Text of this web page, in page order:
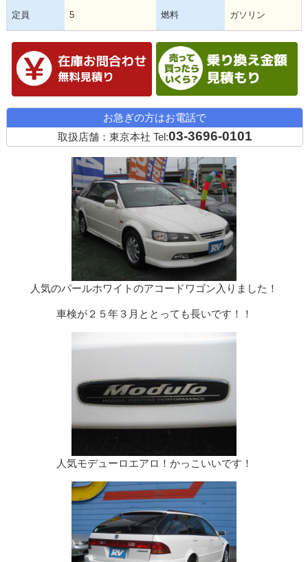
定員 5 燃料 ガソリン
在庫確認・見積依頼
お急ぎの方はお電話で
取扱店舗：東京本社 Tel:03-3696-0101
人気のパールホワイトのアコードワゴン入りました！
車検が２５年３月ととっても長いです！！
人気モデューロエアロ！かっこいいです！